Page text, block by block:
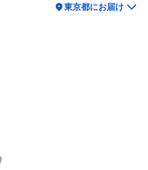
location_on東京都にお届け